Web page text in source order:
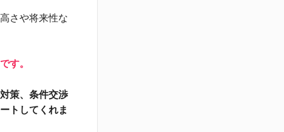
さや将来性な
す。
策、条件交渉
トしてくれま